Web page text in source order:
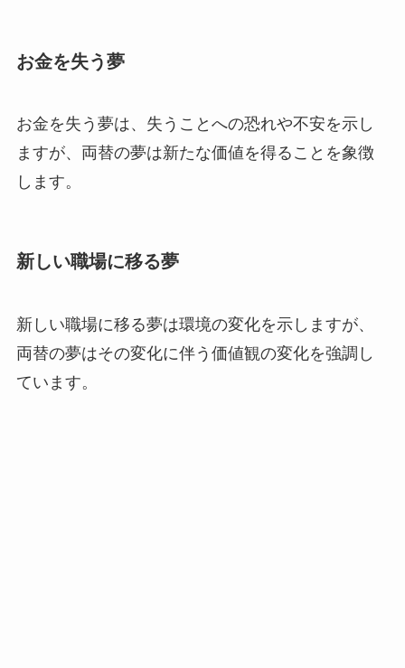
お金を失う夢
お金を失う夢は、失うことへの恐れや不安を示し
ますが、両替の夢は新たな価値を得ることを象徴
します。
新しい職場に移る夢
新しい職場に移る夢は環境の変化を示しますが、
両替の夢はその変化に伴う価値観の変化を強調し
ています。